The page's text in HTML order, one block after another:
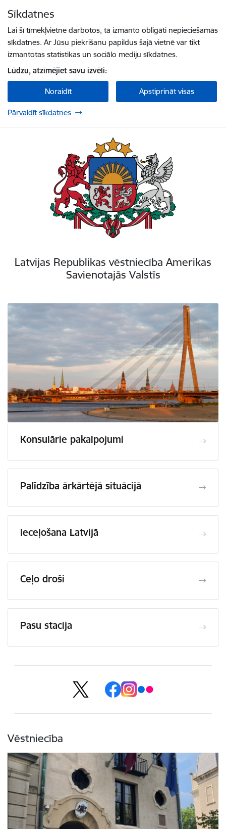
Sīkdatnes
Lai šī tīmekļvietne darbotos, tā izmanto obligāti nepieciešamās
sīkdatnes. Ar Jūsu piekrišanu papildus šajā vietnē var tikt
izmantotas statistikas un sociālo mediju sīkdatnes.
Lūdzu, atzīmējiet savu izvēli:
Noraidīt Apstiprināt visas
Pārvaldīt sīkdatnes
Latvijas Republikas vēstniecība Amerikas
Savienotajās Valstīs
Konsulārie pakalpojumi
Palīdzība ārkārtējā situācijā
Ieceļošana Latvijā
Ceļo droši
Pasu stacija
Vēstniecība